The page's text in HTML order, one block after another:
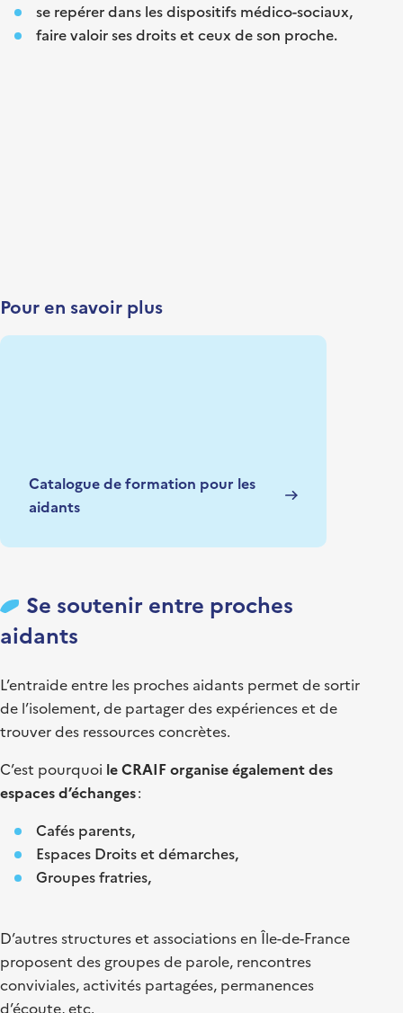
se repérer dans les dispositifs médico-sociaux,
faire valoir ses droits et ceux de son proche.
Pour en savoir plus
Catalogue de formation pour les
aidants
Se soutenir entre proches
aidants
L’entraide entre les proches aidants permet de sortir
de l’isolement, de partager des expériences et de
trouver des ressources concrètes.
C’est pourquoi le CRAIF organise également des
espaces d’échanges:
Cafés parents,
Espaces Droits et démarches,
Groupes fratries,
D’autres structures et associations en Île-de-France
proposent des groupes de parole, rencontres
conviviales, activités partagées, permanences
d’écoute, etc.